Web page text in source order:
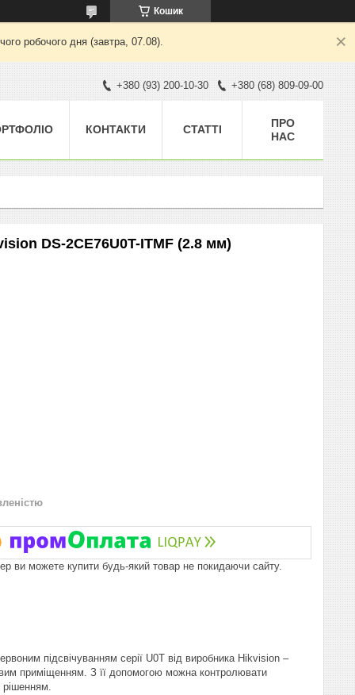
Кошик
робочого дня (завтра, 07.08).
+380 (93) 200-10-30 +380 (68) 809-09-00
КОНТАКТИ СТАТТІ
ПРО
НАС
DS-2CE76U0T-ITMF (2.8 мм)
ви можете купити будь-який товар не покидаючи сайту.
підсвічуванням серії U0T від виробника Hikvision –
приміщенням. З її допомогою можна контролювати
рішенням.